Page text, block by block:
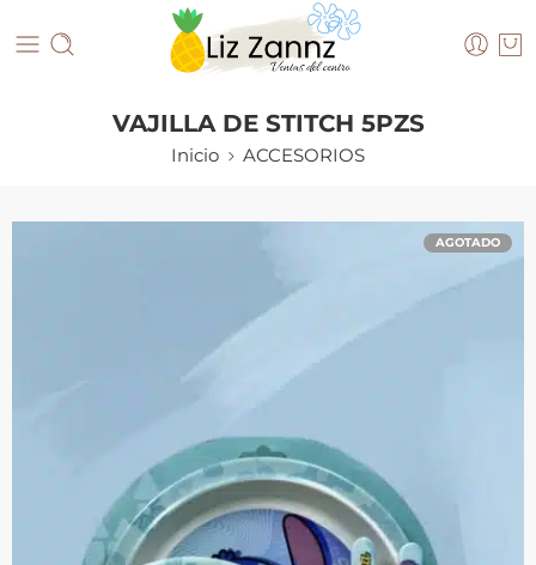
VAJILLA DE STITCH 5PZS
Inicio ACCESORIOS
AGOTADO